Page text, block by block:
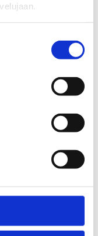
Lägg Till I Varukorg